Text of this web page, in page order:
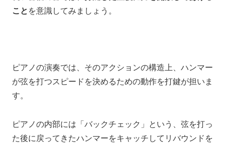
こと を意識してみましょう。
ピアノの演奏では、 そのアクションの構造上、 ハンマー
が弦を打つスピードを決めるための動作を打鍵が担いま
す。
ピアノの内部には「バックチェック」という、 弦を打っ
た後に戻ってきたハンマーをキャッチしてリバウンドを